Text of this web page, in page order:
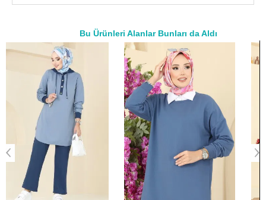
Bu Ürünleri Alanlar Bunları da Aldı
a>